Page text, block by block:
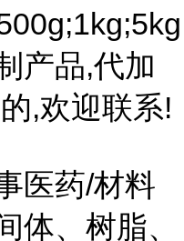
产品,代加
,欢迎联系!
医药/材料
体、树脂、